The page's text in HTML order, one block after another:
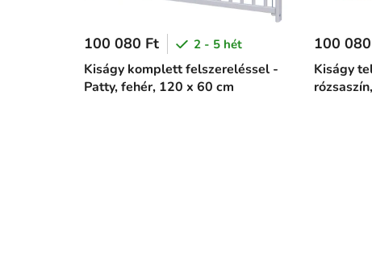
Kiságy komplett felszereléssel -
Patty, fehér, 120 x 60 cm
100 080 Ft 2 - 5 hét
Kiságy
100